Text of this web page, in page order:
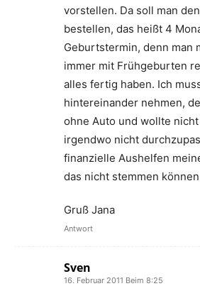
vorstellen. Da soll man
bestellen, das heißt 4
Geburtstermin, denn man
immer mit Frühgeburten
alles fertig haben. Ich
hintereinander nehmen,
ohne Auto und wollte
irgendwo nicht
finanzielle Aushelfen
das nicht stemmen
Gruß Jana
Antwort
Sven
16. Februar 2011 Beim 8:25